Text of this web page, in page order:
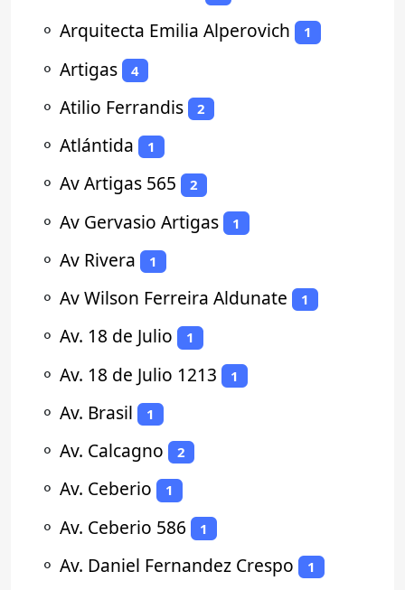
⚬ Arquitecta Emilia Alperovich 1
⚬ Artigas 4
⚬ Atilio Ferrandis 2
⚬ Atlántida 1
⚬ Av Artigas 565 2
⚬ Av Gervasio Artigas 1
⚬ Av Rivera 1
⚬ Av Wilson Ferreira Aldunate 1
⚬ Av. 18 de Julio 1
⚬ Av. 18 de Julio 1213 1
⚬ Av. Brasil 1
⚬ Av. Calcagno 2
⚬ Av. Ceberio 1
⚬ Av. Ceberio 586 1
⚬ Av. Daniel Fernandez Crespo 1